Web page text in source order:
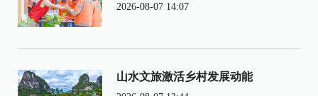
2026-08-07 14:07
山水文旅激活乡村发展动能